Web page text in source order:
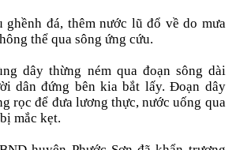
ghềnh đá, thêm nước lũ đổ về do mưa
thể qua sông ứng cứu.
dây thừng ném qua đoạn sông dài
dân đứng bên kia bắt lấy. Đoạn dây
rọc để đưa lương thực, nước uống qua
mắc kẹt.